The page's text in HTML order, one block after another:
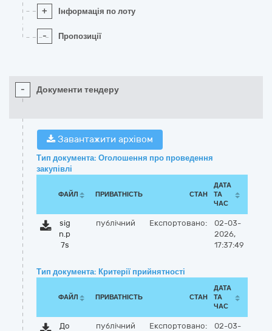
+ Інформація по лоту
- Пропозиції
- Документи тендеру
Завантажити архівом
Тип документа: Оголошення про проведення
закупівлі
ФАЙЛ ПРИВАТНІСТЬ СТАН
ДАТА
ТА
ЧАС
sig
n.p
7s
публічний Експортовано:
02-03-
2026,
17:37:49
Тип документа: Критерії прийнятності
ФАЙЛ ПРИВАТНІСТЬ СТАН
ДАТА
ТА
ЧАС
До
публічний Експортовано:
02-03-